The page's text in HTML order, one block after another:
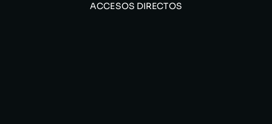
ACCESOS DIRECTOS